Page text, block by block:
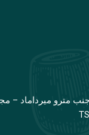
مترو میرداماد –